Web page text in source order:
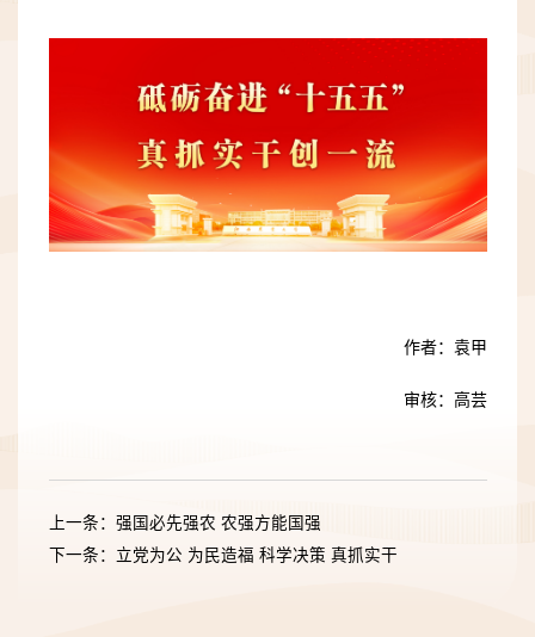
作者：袁甲
审核：高芸
上一条：强国必先强农 农强方能国强
下一条：立党为公 为民造福 科学决策 真抓实干